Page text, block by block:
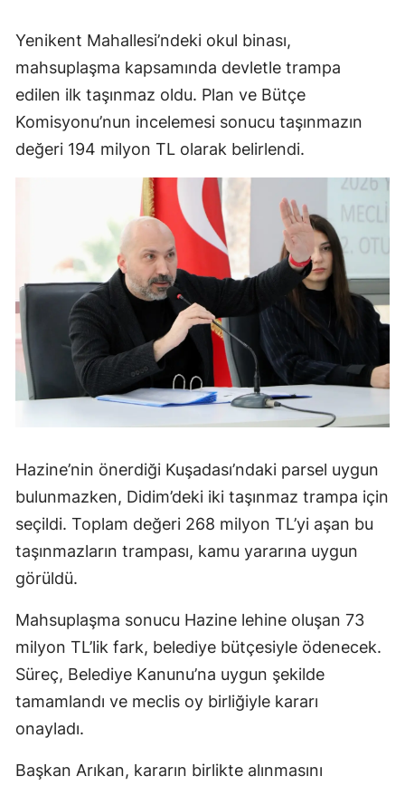
Yenikent Mahallesi’ndeki okul binası,
mahsuplaşma kapsamında devletle trampa
edilen ilk taşınmaz oldu. Plan ve Bütçe
Komisyonu’nun incelemesi sonucu taşınmazın
değeri 194 milyon TL olarak belirlendi.
Hazine’nin önerdiği Kuşadası’ndaki parsel uygun
bulunmazken, Didim’deki iki taşınmaz trampa için
seçildi. Toplam değeri 268 milyon TL’yi aşan bu
taşınmazların trampası, kamu yararına uygun
görüldü.
Mahsuplaşma sonucu Hazine lehine oluşan 73
milyon TL’lik fark, belediye bütçesiyle ödenecek.
Süreç, Belediye Kanunu’na uygun şekilde
tamamlandı ve meclis oy birliğiyle kararı
onayladı.
Başkan Arıkan, kararın birlikte alınmasını